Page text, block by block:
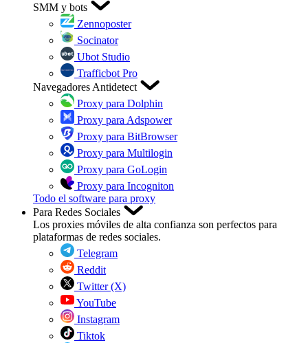
SMM y bots
Zennoposter
Socinator
Ubot Studio
Trafficbot Pro
Navegadores Antidetect
Proxy para Dolphin
Proxy para Adspower
Proxy para BitBrowser
Proxy para Multilogin
Proxy para GoLogin
Proxy para Incogniton
Todo el software para proxy
Para Redes Sociales
Los proxies móviles de alta confianza son perfectos para
plataformas de redes sociales.
Telegram
Reddit
Twitter (X)
YouTube
Instagram
Tiktok